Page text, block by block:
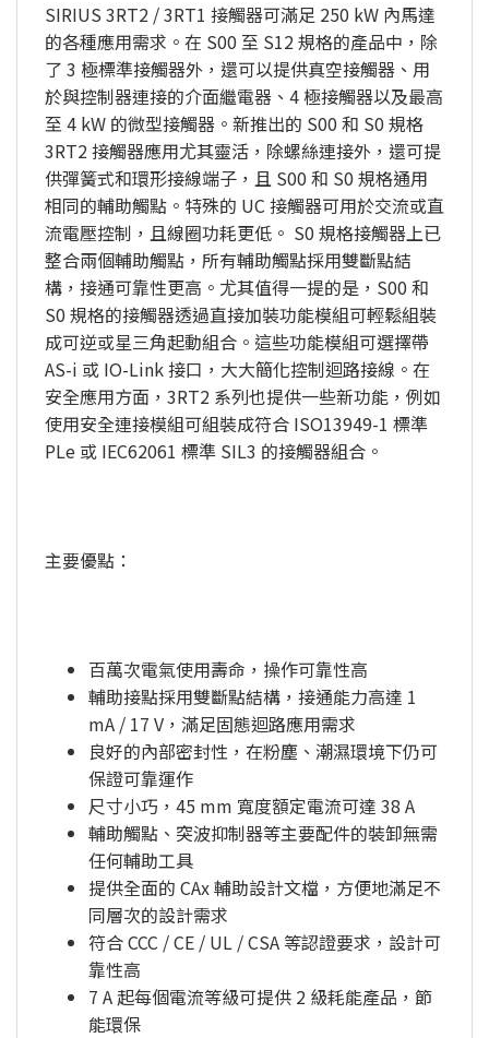
SIRIUS 3RT2 / 3RT1 接觸器可滿足 250 kW 內馬達
的各種應用需求。在 S00 至 S12 規格的產品中，除
了 3 極標準接觸器外，還可以提供真空接觸器、用
於與控制器連接的介面繼電器、4 極接觸器以及最高
至 4 kW 的微型接觸器。新推出的 S00 和 S0 規格
3RT2 接觸器應用尤其靈活，除螺絲連接外，還可提
供彈簧式和環形接線端子，且 S00 和 S0 規格通用
相同的輔助觸點。特殊的 UC 接觸器可用於交流或直
流電壓控制，且線圈功耗更低。 S0 規格接觸器上已
整合兩個輔助觸點，所有輔助觸點採用雙斷點結
構，接通可靠性更高。尤其值得一提的是，S00 和
S0 規格的接觸器透過直接加裝功能模組可輕鬆組裝
成可逆或星三角起動組合。這些功能模組可選擇帶
AS-i 或 IO-Link 接口，大大簡化控制迴路接線。在
安全應用方面，3RT2 系列也提供一些新功能，例如
使用安全連接模組可組裝成符合 ISO13949-1 標準
PLe 或 IEC62061 標準 SIL3 的接觸器組合。
主要優點：
百萬次電氣使用壽命，操作可靠性高
輔助接點採用雙斷點結構，接通能力高達 1
mA / 17 V，滿足固態迴路應用需求
良好的內部密封性，在粉塵、潮濕環境下仍可
保證可靠運作
尺寸小巧，45 mm 寬度額定電流可達 38 A
輔助觸點、突波抑制器等主要配件的裝卸無需
任何輔助工具
提供全面的 CAx 輔助設計文檔，方便地滿足不
同層次的設計需求
符合 CCC / CE / UL / CSA 等認證要求，設計可
靠性高
7 A 起每個電流等級可提供 2 級耗能產品，節
能環保